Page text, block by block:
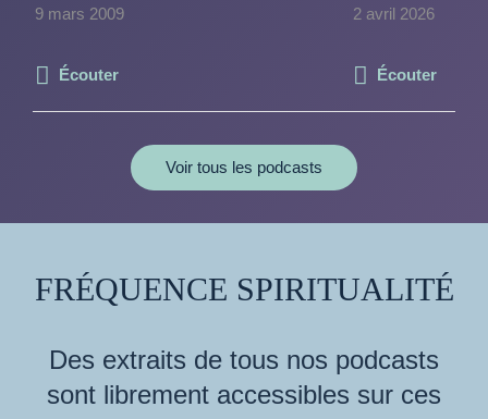
9 mars 2009
Écouter
2 avril 2026
Écouter
Voir tous les podcasts
FRÉQUENCE SPIRITUALITÉ
Des extraits de tous nos podcasts
sont librement accessibles sur ces